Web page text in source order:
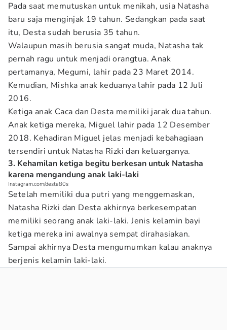
Pada saat memutuskan untuk menikah, usia Natasha
baru saja menginjak 19 tahun. Sedangkan pada saat
itu, Desta sudah berusia 35 tahun.
Walaupun masih berusia sangat muda, Natasha tak
pernah ragu untuk menjadi orangtua. Anak
pertamanya, Megumi, lahir pada 23 Maret 2014.
Kemudian, Mishka anak keduanya lahir pada 12 Juli
2016.
Ketiga anak Caca dan Desta memiliki jarak dua tahun.
Anak ketiga mereka, Miguel lahir pada 12 Desember
2018. Kehadiran Miguel jelas menjadi kebahagiaan
tersendiri untuk Natasha Rizki dan keluarganya.
3. Kehamilan ketiga begitu berkesan untuk Natasha
karena mengandung anak laki-laki
Instagram.com/desta80s
Setelah memiliki dua putri yang menggemaskan,
Natasha Rizki dan Desta akhirnya berkesempatan
memiliki seorang anak laki-laki. Jenis kelamin bayi
ketiga mereka ini awalnya sempat dirahasiakan.
Sampai akhirnya Desta mengumumkan kalau anaknya
berjenis kelamin laki-laki.